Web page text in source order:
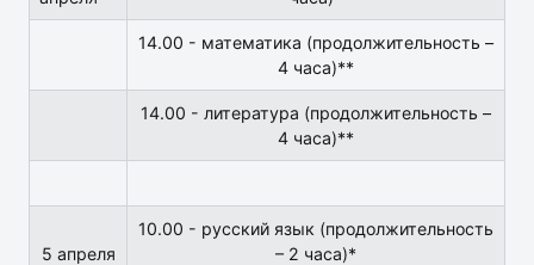
14.00 - математика (продолжительность –
4 часа)**
14.00 - литература (продолжительность –
4 часа)**
5 апреля
10.00 - русский язык (продолжительность
– 2 часа)*